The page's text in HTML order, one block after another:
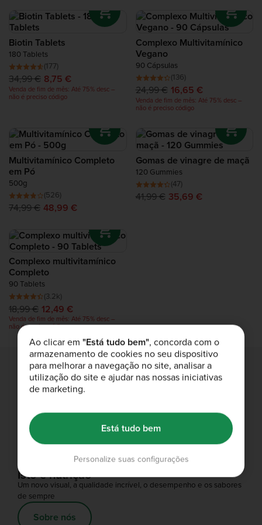
Proteínas de Recuperação
Complete Food Shake
Barras Proteicas
Batidos Proteicos
Snacks de Proteína
Alimentos Ricos em Proteína
fórmula totalmente abrangente
B Vitamin Complex, a qual
contém todas as oito vitaminas B, mais colina, PABA e
Inositol – até às vitaminas B individuais como oVitamin B12
Tablets.
Biotin Tablets
180 Tablets
(177)
34,99 € 8,75 €
Venda de fim de mês: Até 75% desc –
não é preciso código
Complexo Multivitamínico
Vegano
90 Cápsulas
(136)
24,99 € 16,65 €
Venda de fim de mês: Até 75% desc –
não é preciso código
Multivitamínico Completo
em Pó
500g
(526)
74,99 € 48,99 €
Gomas de vinagre de maçã
120 Gummies
(47)
41,99 € 35,69 €
Complexo multivitamínico
Completo
90 Tablets
(3.2k)
18,99 € 12,49 €
Venda de fim de mês: Até 75% desc –
não é preciso código
Entrega grátis
Isto é nutrição
Um novo visual, a qualidade incrível, o desempenho e os sabores
de sempre
Sobre nós
Ao clicar em "Está tudo bem", concorda com o
armazenamento de cookies no seu dispositivo
para melhorar a navegação no site, analisar a
utilização do site e ajudar nas nossas iniciativas
de marketing.
Personalize suas configurações
Está tudo bem